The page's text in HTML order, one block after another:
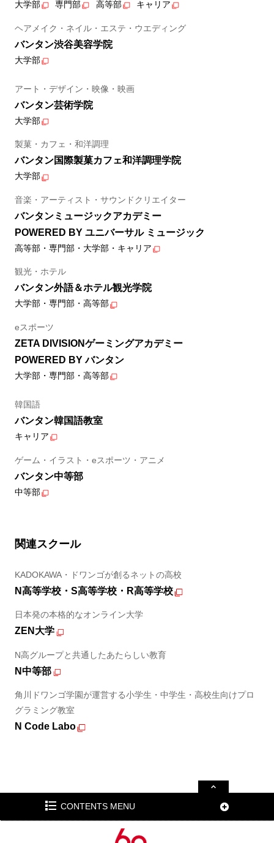
大学部 専門部 高等部 キャリア
ヘアメイク・ネイル・エステ・ウエディング
バンタン渋谷美容学院
大学部
アート・デザイン・映像・映画
バンタン芸術学院
大学部
製菓・カフェ・和洋調理
バンタン国際製菓カフェ和洋調理学院
大学部
音楽・アーティスト・サウンドクリエイター
バンタンミュージックアカデミー
POWERED BY ユニバーサル ミュージック
高等部・専門部・大学部・キャリア
観光・ホテル
バンタン外語＆ホテル観光学院
大学部・専門部・高等部
eスポーツ
ZETA DIVISIONゲーミングアカデミー
POWERED BY バンタン
大学部・専門部・高等部
韓国語
バンタン韓国語教室
キャリア
ゲーム・イラスト・eスポーツ・アニメ
バンタン中等部
中等部
関連スクール
KADOKAWA・ドワンゴが創るネットの高校
N高等学校・S高等学校・R高等学校
日本発の本格的なオンライン大学
ZEN大学
N高グループと共通したあたらしい教育
N中等部
角川ドワンゴ学園が運営する小学生・中学生・高校生向けプロ
グラミング教室
N Code Labo
CONTENTS MENU